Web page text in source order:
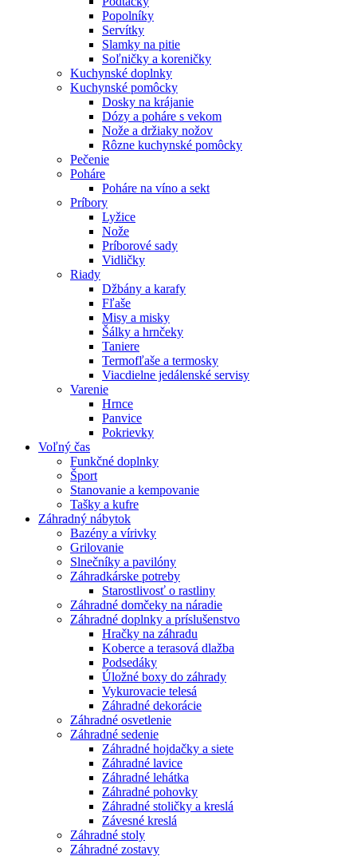
Popolníky
Servítky
Slamky na pitie
Soľničky a koreničky
Kuchynské doplnky
Kuchynské pomôcky
Dosky na krájanie
Dózy a poháre s vekom
Nože a držiaky nožov
Rôzne kuchynské pomôcky
Pečenie
Poháre
Poháre na víno a sekt
Príbory
Lyžice
Nože
Príborové sady
Vidličky
Riady
Džbány a karafy
Fľaše
Misy a misky
Šálky a hrnčeky
Taniere
Termofľaše a termosky
Viacdielne jedálenské servisy
Varenie
Hrnce
Panvice
Pokrievky
Voľný čas
Funkčné doplnky
Šport
Stanovanie a kempovanie
Tašky a kufre
Záhradný nábytok
Bazény a vírivky
Grilovanie
Slnečníky a pavilóny
Záhradkárske potreby
Starostlivosť o rastliny
Záhradné domčeky na náradie
Záhradné doplnky a príslušenstvo
Hračky na záhradu
Koberce a terasová dlažba
Podsedáky
Úložné boxy do záhrady
Vykurovacie telesá
Záhradné dekorácie
Záhradné osvetlenie
Záhradné sedenie
Záhradné hojdačky a siete
Záhradné lavice
Záhradné lehátka
Záhradné pohovky
Záhradné stoličky a kreslá
Závesné kreslá
Záhradné stoly
Záhradné zostavy